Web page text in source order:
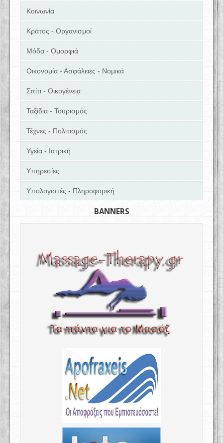
Κοινωνία
Κράτος - Οργανισμοί
Μόδα - Ομορφιά
Οικονομία - Ασφάλειες - Νομικά
Σπίτι - Οικογένεια
Ταξίδια - Τουρισμός
Τέχνες - Πολιτισμός
Υγεία - Ιατρική
Υπηρεσίες
Υπολογιστές - Πληροφορική
BANNERS